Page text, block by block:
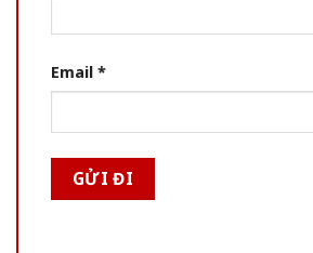
Email *